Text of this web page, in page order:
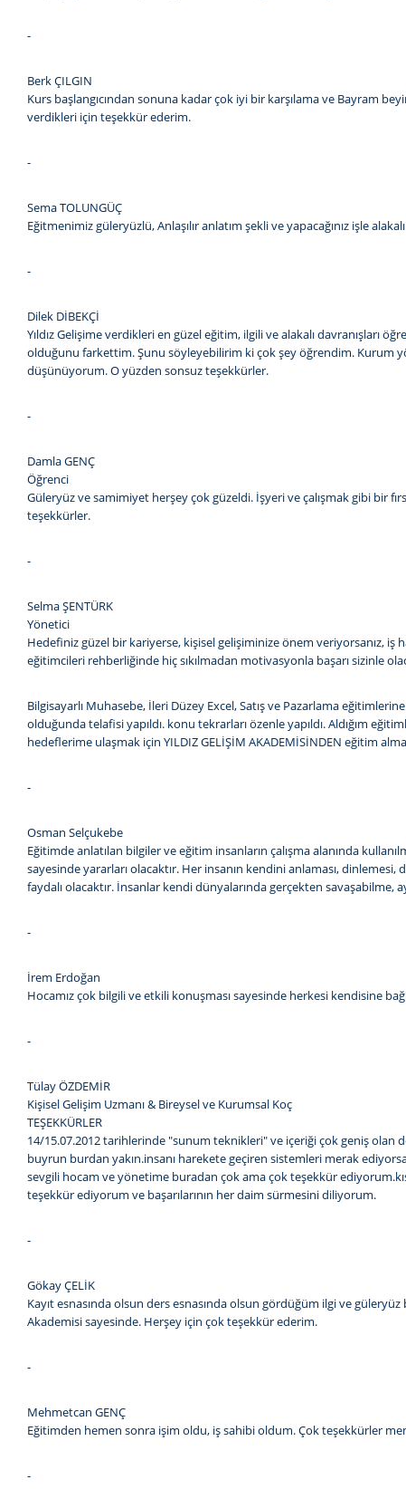
-
Berk ÇILGIN
Kurs başlangıcından sonuna kadar çok iyi bir karşılama ve Bayram
verdikleri için teşekkür ederim.
-
Sema TOLUNGÜÇ
Eğitmenimiz güleryüzlü, Anlaşılır anlatım şekli ve yapacağınız işle
-
Dilek DİBEKÇİ
Yıldız Gelişime verdikleri en güzel eğitim, ilgili ve alakalı davranışları
olduğunu farkettim. Şunu söyleyebilirim ki çok şey öğrendim. Kurum
düşünüyorum. O yüzden sonsuz teşekkürler.
-
Damla GENÇ
Öğrenci
Güleryüz ve samimiyet herşey çok güzeldi. İşyeri ve çalışmak gibi bir
teşekkürler.
-
Selma ŞENTÜRK
Yönetici
Hedefiniz güzel bir kariyerse, kişisel gelişiminize önem veriyorsanız, iş
eğitimcileri rehberliğinde hiç sıkılmadan motivasyonla başarı sizinle
Bilgisayarlı Muhasebe, İleri Düzey Excel, Satış ve Pazarlama
olduğunda telafisi yapıldı. konu tekrarları özenle yapıldı. Aldığım
hedeflerime ulaşmak için YILDIZ GELİŞİM AKADEMİSİNDEN eğitim
-
Osman Selçukebe
Eğitimde anlatılan bilgiler ve eğitim insanların çalışma alanında
sayesinde yararları olacaktır. Her insanın kendini anlaması,
faydalı olacaktır. İnsanlar kendi dünyalarında gerçekten savaşabilme,
-
İrem Erdoğan
Hocamız çok bilgili ve etkili konuşması sayesinde herkesi kendisine
-
Tülay ÖZDEMİR
Kişisel Gelişim Uzmanı & Bireysel ve Kurumsal Koç
TEŞEKKÜRLER
14/15.07.2012 tarihlerinde "sunum teknikleri" ve içeriği çok geniş olan
buyrun burdan yakın.insanı harekete geçiren sistemleri merak
sevgili hocam ve yönetime buradan çok ama çok teşekkür
teşekkür ediyorum ve başarılarının her daim sürmesini diliyorum.
-
Gökay ÇELİK
Kayıt esnasında olsun ders esnasında olsun gördüğüm ilgi ve
Akademisi sayesinde. Herşey için çok teşekkür ederim.
-
Mehmetcan GENÇ
Eğitimden hemen sonra işim oldu, iş sahibi oldum. Çok teşekkürler
-